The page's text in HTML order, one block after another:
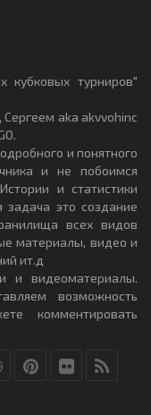
кубковых турниров"
aka akvvohinc
и понятного
и не побоимся
и статистики
задача это создание
всех видов
материалы, видео и
ит.д
и видеоматериалы.
возможность
комментировать